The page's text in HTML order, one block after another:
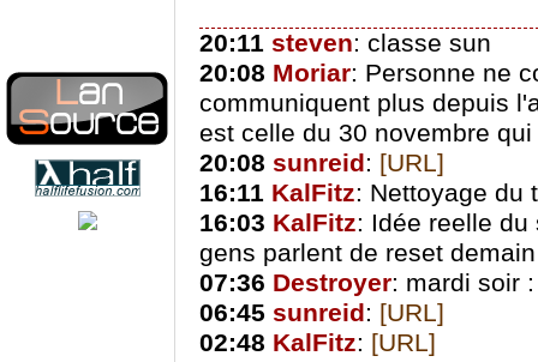
20:11 steven: classe sun
20:08 Moriar: Personne ne
communiquent plus depuis
est celle du 30 novembre
20:08 sunreid: [URL]
16:11 KalFitz: Nettoyage du
16:03 KalFitz: Idée reelle
gens parlent de reset
07:36 Destroyer: mardi soir
06:45 sunreid: [URL]
02:48 KalFitz: [URL]